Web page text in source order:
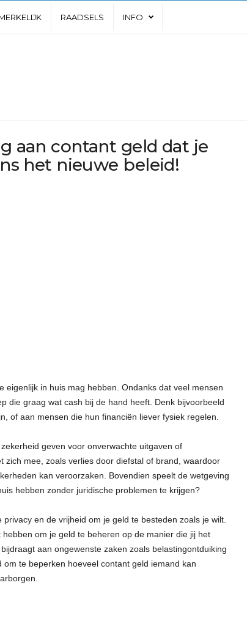
RAADSELS INFO
aan contant geld dat je
het nieuwe beleid!
eigenlijk in huis mag hebben. Ondanks dat veel mensen
die graag wat cash bij de hand heeft. Denk bijvoorbeeld
of aan mensen die hun financiën liever fysiek regelen.
geven voor onverwachte uitgaven of
zich mee, zoals verlies door diefstal of brand, waardoor
kan veroorzaken. Bovendien speelt de wetgeving
hebben zonder juridische problemen te krijgen?
en de vrijheid om je geld te besteden zoals je wilt.
om je geld te beheren op de manier die jij het
aan ongewenste zaken zoals belastingontduiking
te beperken hoeveel contant geld iemand kan